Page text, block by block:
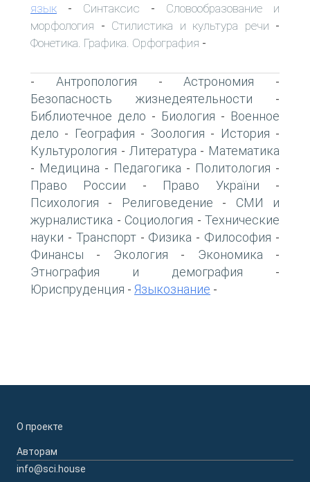
язык - Синтаксис - Словообразование и
морфология - Стилистика и культура речи -
Фонетика. Графика. Орфография -
- Антропология -Астрономия -
Безопасность жизнедеятельности -
Библиотечное дело - Биология - Военное
дело - География - Зоология - История -
Культурология - Литература - Математика
- Медицина - Педагогика - Политология -
Право России - Право України -
Психология - Религоведение - СМИ и
журналистика - Социология - Технические
науки - Транспорт- Физика - Философия -
Финансы - Экология - Экономика -
Этнография и демография -
Юриспруденция - Языкознание -
О проекте
Авторам
info@sci.house